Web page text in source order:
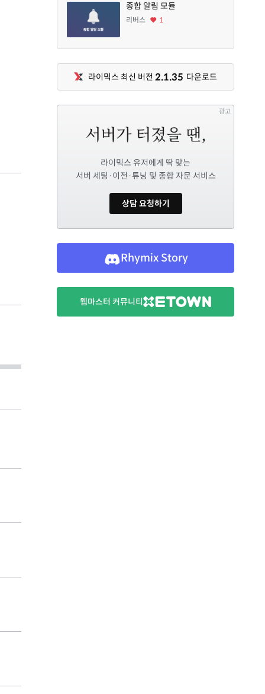
종합 알림 모듈
리버스 1
라이믹스 최신 버전 2.1.35 다운로드
광고
라이믹스 유저에게 딱 맞는
서버 세팅·이전·튜닝 및 종합 자문 서비스
상담 요청하기
Rhymix Story
웹마스터 커뮤니티